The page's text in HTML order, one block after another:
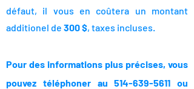
défaut, il vous en coûtera un montant
additionel de 300$, taxes incluses.
Pour des informations plus précises, vous
pouvez téléphoner au514-639-5611 ou